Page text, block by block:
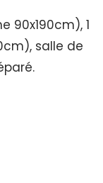
90x190cm), 1
salle de